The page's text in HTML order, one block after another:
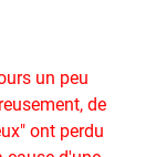
un peu
de
ont perdu